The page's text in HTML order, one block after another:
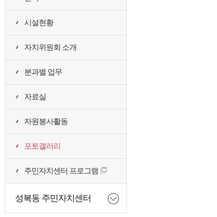
시설현황
자치위원회 소개
분과별 업무
자료실
자원봉사활동
포토갤러리
주민자치센터 프로그램
성복동 주민자치센터